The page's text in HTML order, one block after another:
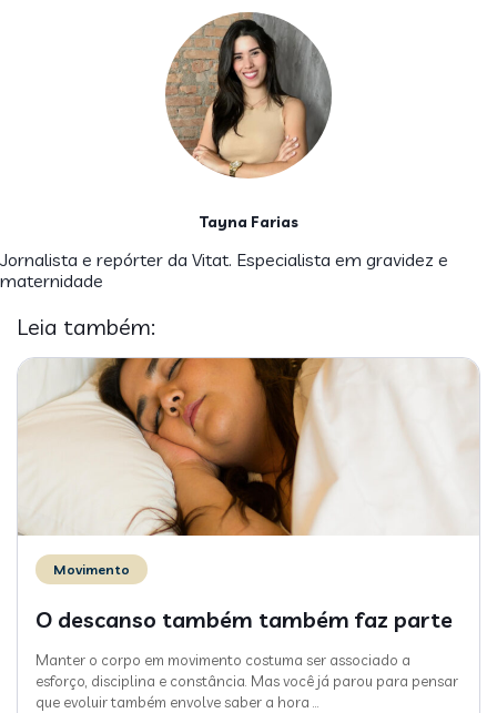
Tayna Farias
Jornalista e repórter da Vitat. Especialista em gravidez e
maternidade
Leia também:
Movimento
O descanso também também faz parte
Manter o corpo em movimento costuma ser associado a
esforço, disciplina e constância. Mas você já parou para pensar
que evoluir também envolve saber a hora …